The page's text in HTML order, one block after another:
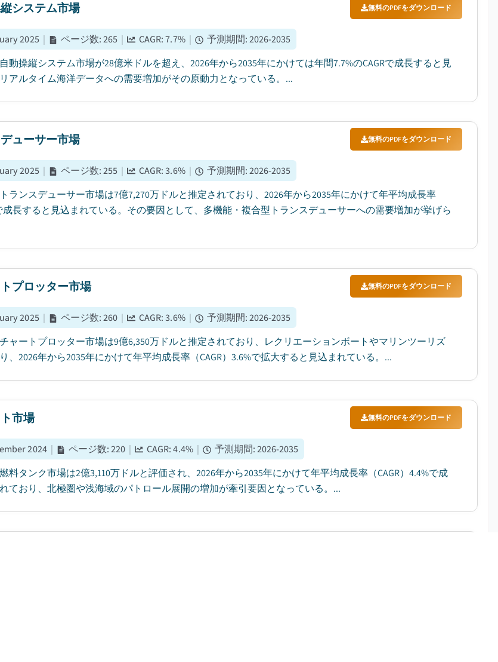
システム市場 無料のPDFをダウンロード
2025 | ページ数:265 | CAGR:7.7% | 予測期間:2026-2035
動操縦システム市場が28億米ドルを超え、2026年から2035年にかけては年間7.7%のCAGRで成長すると見
アルタイム海洋データへの需要増加がその原動力となっている。...
ューサー市場 無料のPDFをダウンロード
2025 | ページ数:255 | CAGR:3.6% | 予測期間:2026-2035
ランスデューサー市場は7億7,270万ドルと推定されており、2026年から2035年にかけて年平均成長率
で成長すると見込まれている。その要因として、多機能・複合型トランスデューサーへの需要増加が挙げら
プロッター市場 無料のPDFをダウンロード
2025 | ページ数:260 | CAGR:3.6% | 予測期間:2026-2035
ャートプロッター市場は9億6,350万ドルと推定されており、レクリエーションボートやマリンツーリズ
、2026年から2035年にかけて年平均成長率（CAGR）3.6%で拡大すると見込まれている。...
市場 無料のPDFをダウンロード
2024 | ページ数:220 | CAGR:4.4% | 予測期間:2026-2035
料タンク市場は2億3,110万ドルと評価され、2026年から2035年にかけて年平均成長率（CAGR）4.4%で成
ており、北極圏や浅海域のパトロール展開の増加が牽引要因となっている。...